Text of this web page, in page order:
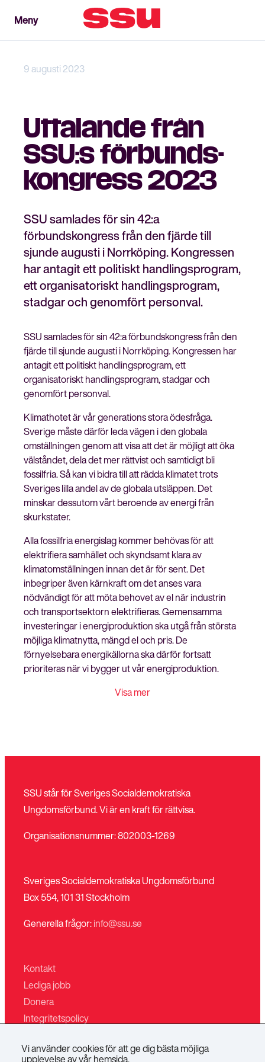
Stäng
Bli medlem
MenyMeny
9 augusti 2023
Uttalande från
SSU:s förbunds­
kongress 2023
SSU samlades för sin 42:a
förbundskongress från den fjärde till
sjunde augusti i Norrköping. Kongressen
har antagit ett politiskt handlingsprogram,
ett organisatoriskt handlingsprogram,
stadgar och genomfört personval.
SSU samlades för sin 42:a förbundskongress från den
fjärde till sjunde augusti i Norrköping. Kongressen har
antagit ett politiskt handlingsprogram, ett
organisatoriskt handlingsprogram, stadgar och
genomfört personval.
Klimathotet är vår generations stora ödesfråga.
Sverige måste därför leda vägen i den globala
omställningen genom att visa att det är möjligt att öka
välståndet, dela det mer rättvist och samtidigt bli
fossilfria. Så kan vi bidra till att rädda klimatet trots
Sveriges lilla andel av de globala utsläppen. Det
minskar dessutom vårt beroende av energi från
skurkstater.
Alla fossilfria energislag kommer behövas för att
elektrifiera samhället och skyndsamt klara av
klimatomställningen innan det är för sent. Det
inbegriper även kärnkraft om det anses vara
nödvändigt för att möta behovet av el när industrin
och transportsektorn elektrifieras. Gemensamma
investeringar i energiproduktion ska utgå från största
möjliga klimatnytta, mängd el och pris. De
förnyelsebara energikällorna ska därför fortsatt
prioriteras när vi bygger ut vår energiproduktion.
Visa mer
SSU står för Sveriges Socialdemokratiska
Ungdomsförbund. Vi är en kraft för rättvisa.
Organisationsnummer: 802003-1269
Sveriges Socialdemokratiska Ungdomsförbund
Box 554, 101 31 Stockholm
Generella frågor:info@ssu.se
Kontakt
Lediga jobb
Donera
Integritetspolicy
Villkor för butiken
Vi använder cookies för att ge dig bästa möjliga
upplevelse av vår hemsida.